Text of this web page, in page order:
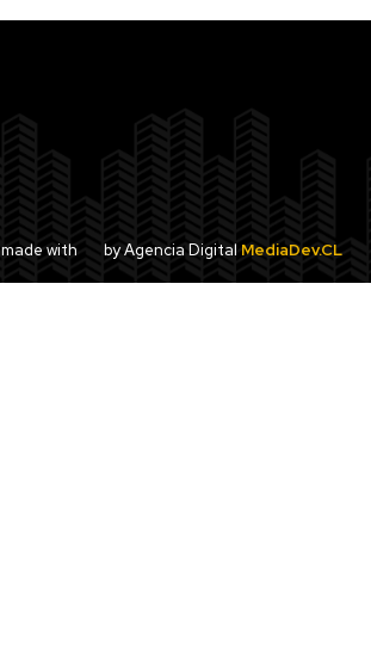
made with by Agencia Digital MediaDev.CL